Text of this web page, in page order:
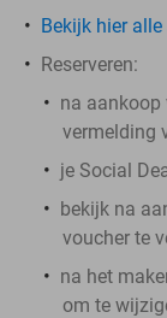
Bekijk hier
Reserveren:
na aankoop
vermelding
je Social
bekijk na
voucher te
na het
om te